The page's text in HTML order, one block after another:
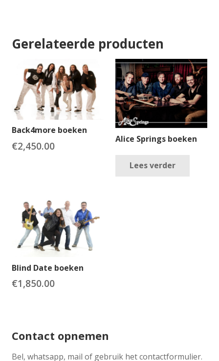
Gerelateerde producten
Back4more boeken
€2,450.00
Alice Springs boeken
Lees verder
Blind Date boeken
€1,850.00
Contact opnemen
​Bel, whatsapp, mail of gebruik het contactformulier.